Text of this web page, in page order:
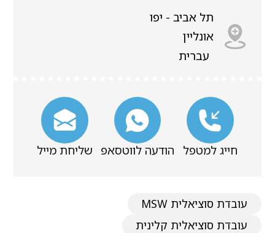
תל אביב - יפו
אונליין
עברית
חייג למטפל הודעה לווטסאפ שליחת מייל
עובדת סוציאלית MSW
עובדת סוציאלית קלינית